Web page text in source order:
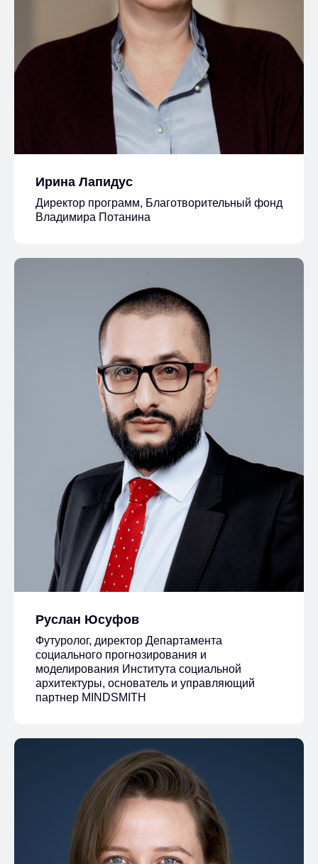
Ирина Лапидус
Директор программ, Благотворительный фонд
Владимира Потанина
Руслан Юсуфов
Футуролог, директор Департамента
социального прогнозирования и
моделирования Института социальной
архитектуры, основатель и управляющий
партнер MINDSMITH